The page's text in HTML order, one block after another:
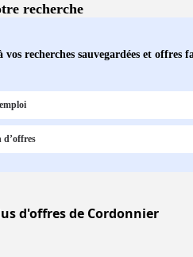
recherche
vos recherches sauvegardées et offres
d’offres
d'offres de Cordonnier